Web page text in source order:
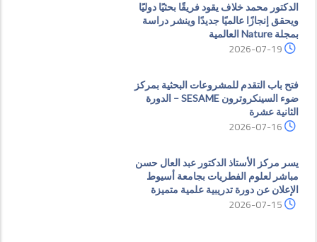
الدكتور محمد خلاف يقود فريقًا بحثيًا دوليًا
ويحقق إنجازًا عالميًا جديدًا وينشر دراسة
بمجلة Nature العالمية
2026-07-19
فتح باب التقدم للمشروعات البحثية بمركز
ضوء السينكروترون SESAME – الدورة
الثانية عشرة
2026-07-16
يسر مركز الأستاذ الدكتور عبد العال حسن
مباشر لعلوم الفطريات بجامعة أسيوط
الإعلان عن دورة تدريبية علمية متميزة
2026-07-15